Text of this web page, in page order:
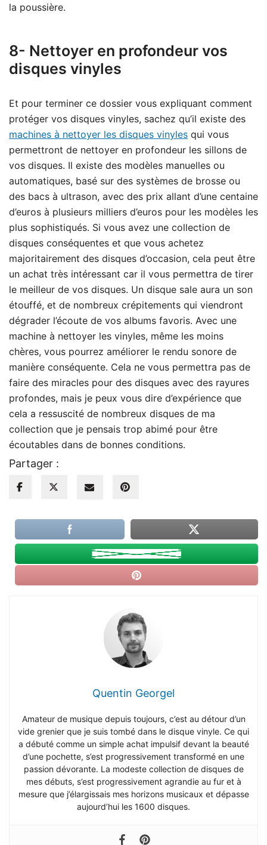
la poussière.
8- Nettoyer en profondeur vos
disques vinyles
Et pour terminer ce dossier vous expliquant comment
protéger vos disques vinyles, sachez qu’il existe des
machines à nettoyer les disques vinyles qui vous
permettront de nettoyer en profondeur les sillons de
vos disques. Il existe des modèles manuelles ou
automatiques, basé sur des systèmes de brosse ou
des bacs à ultrason, avec des prix allant d’une centaine
d’euros à plusieurs milliers d’euros pour les modèles les
plus sophistiqués. Si vous avez une collection de
disques conséquentes et que vous achetez
majoritairement des disques d’occasion, cela peut être
un achat très intéressant car il vous permettra de tirer
le meilleur de vos disques. Un disque sale aura un son
étouffé, et de nombreux crépitements qui viendront
dégrader l’écoute de vos albums favoris. Avec une
machine à nettoyer les vinyles, même les moins
chères, vous pourrez améliorer le rendu sonore de
manière conséquente. Cela ne vous permettra pas de
faire des miracles pour des disques avec des rayures
profondes, mais je peux vous dire d’expérience que
cela a ressuscité de nombreux disques de ma
collection que je pensais trop abimé pour être
écoutables dans de bonnes conditions.
Partager :
Quentin Georgel
Amateur de musique depuis toujours, c’est au détour d’un
vide grenier que je suis tombé dans le disque vinyle. Ce qui
a débuté comme un simple achat impulsif devant la beauté
d’une pochette, s’est progressivement transformé en une
passion dévorante. La modeste collection de disques de
mes débuts, s’est progressivement agrandie au fur et à
mesure que j’élargissais mes horizons musicaux et dépasse
aujourd’hui les 1600 disques.